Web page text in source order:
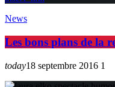
News
Les bons plans de la
today18 septembre 2016 1